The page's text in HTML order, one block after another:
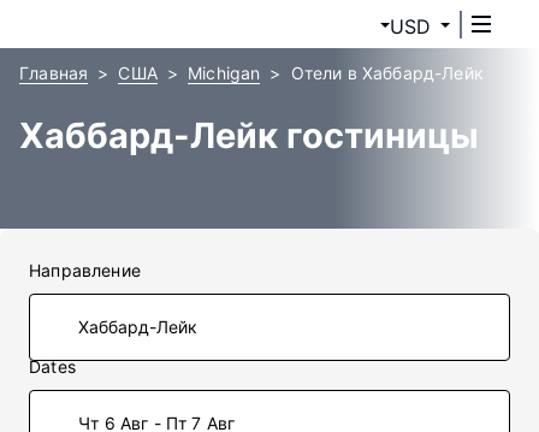
USD
Главная США Michigan Отели в Хаббард-Лейк
Хаббард-Лейк гостиницы
Направление
Dates
Чт 6 Авг - Пт 7 Авг